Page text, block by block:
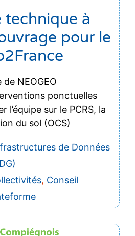
technique à
pour le
NEOGEO
ponctuelles
l’équipe sur le PCRS, la
du sol (OCS)
de Données
, Conseil